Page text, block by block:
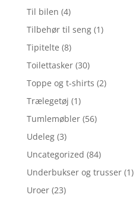
Til bilen (4)
Tilbehør til seng (1)
Tipitelte (8)
Toilettasker (30)
Toppe og t-shirts (2)
Trælegetøj (1)
Tumlemøbler (56)
Udeleg (3)
Uncategorized (84)
Underbukser og trusser (1)
Uroer (23)